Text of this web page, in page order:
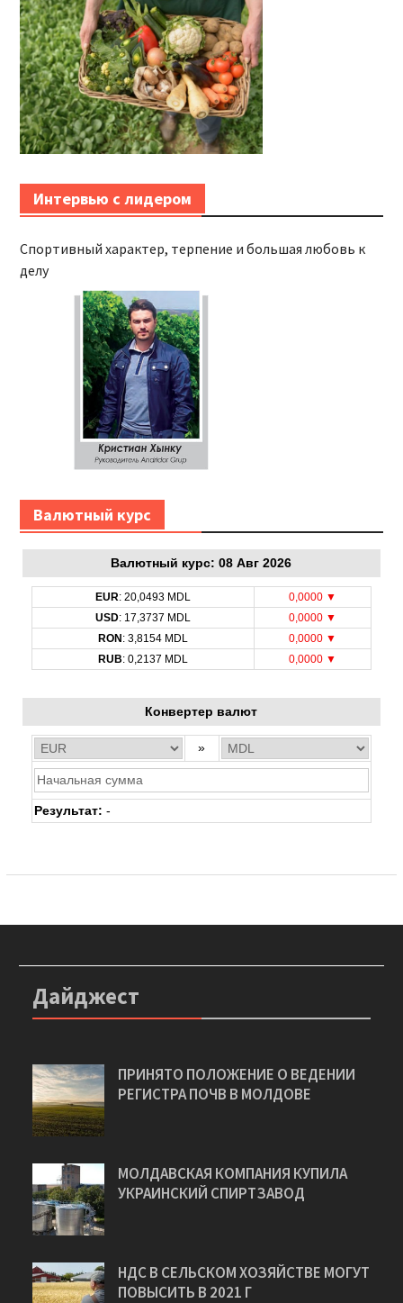
Интервью с лидером
Cпортивный характер, терпение и большая любовь к
делу
Bалютный курс
Bалютный курс: 08 Авг 2026
EUR: 20,0493 MDL
0,0000 ▼
USD: 17,3737 MDL
0,0000 ▼
RON: 3,8154 MDL
0,0000 ▼
RUB: 0,2137 MDL 0,0000 ▼
Конвертер валют
»
Результат: -
Дайджест
ПРИНЯТО ПОЛОЖЕНИЕ О ВЕДЕНИИ
РЕГИСТРА ПОЧВ В МОЛДОВЕ
МОЛДАВСКАЯ КОМПАНИЯ КУПИЛА
УКРАИНСКИЙ СПИРТЗАВОД
НДС В СЕЛЬСКОМ ХОЗЯЙСТВЕ МОГУТ
ПОВЫСИТЬ В 2021 Г